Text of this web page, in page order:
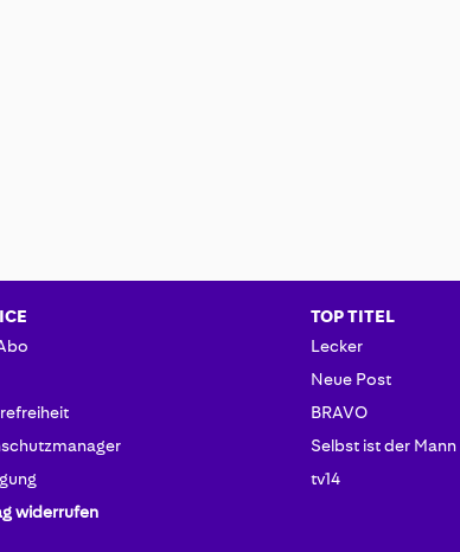
widerrufen
TOP TITEL
Lecker
Neue Post
BRAVO
Selbst ist der Mann
tv14